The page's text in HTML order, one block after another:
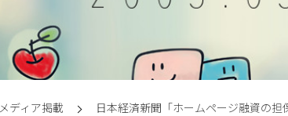
メディア掲載 日本経済新聞「ホームページ融資の担